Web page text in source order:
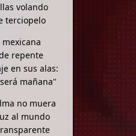
volando
terciopelo
repente
en sus alas:
mañana"
no muera
al mundo